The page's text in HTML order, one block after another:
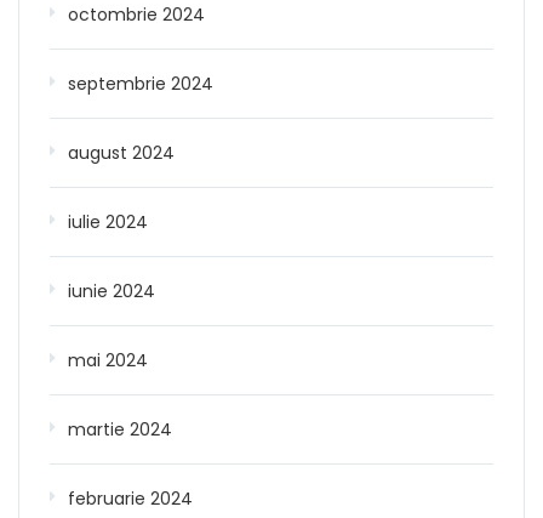
octombrie 2024
septembrie 2024
august 2024
iulie 2024
iunie 2024
mai 2024
martie 2024
februarie 2024